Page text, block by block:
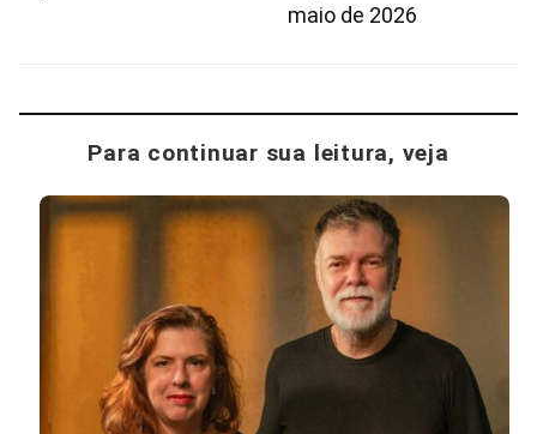
maio de 2026
Para continuar sua leitura, veja